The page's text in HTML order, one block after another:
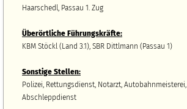
Haarschedl, Passau 1. Zug
Überörtliche Führungskräfte:
KBM Stöckl (Land 3.1), SBR Dittlmann (Passau 1)
Sonstige Stellen:
Polizei, Rettungsdienst, Notarzt, Autobahnmeisterei,
Abschleppdienst